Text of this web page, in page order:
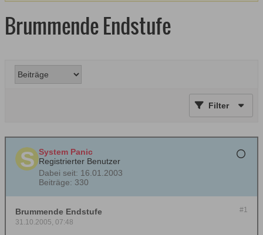
Brummende Endstufe
Filter
System Panic
Registrierter Benutzer
Dabei seit: 16.01.2003
Beiträge: 330
#1
Brummende Endstufe
31.10.2005, 07:48